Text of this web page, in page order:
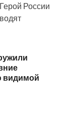
России
видимой